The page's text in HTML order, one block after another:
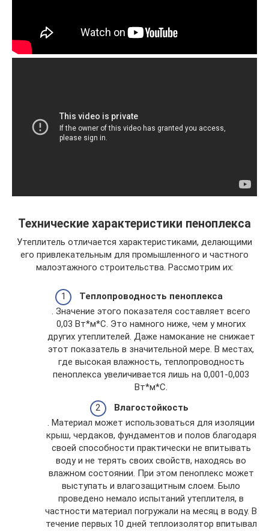
Технические характеристики пеноплекса
Утеплитель отличается характеристиками, делающими
его привлекательным для промышленного и частного
малоэтажного строительства. Рассмотрим их:
Теплопроводность пеноплекса
. Значение этого показателя составляет всего
0,03 Вт*м*С. Это намного ниже, чем у многих
других утеплителей. Даже намокание не снижает
этот показатель в значительной мере. В местах,
где высокая влажность, теплопроводность
пеноплекса увеличивается лишь на 0,001-0,003
Вт*м*С.
Влагостойкость
. Материал может использоваться для изоляции
крыш, чердаков, фундаментов и полов благодаря
своей способности практически не впитывать
воду и не терять своих свойств, находясь во
влажном состоянии. При этом пеноплекс может
выступать и влагозащитным слоем. Было
проведено немало испытаний утеплителя, в
частности материал погружали на месяц в воду. В
течение первых 10 дней теплоизолятор впитывал